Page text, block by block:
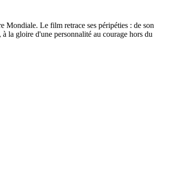
Mondiale. Le film retrace ses péripéties : de son
la gloire d'une personnalité au courage hors du